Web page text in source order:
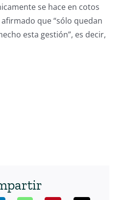
se hace en cotos
que “sólo quedan
esta gestión”, es decir,